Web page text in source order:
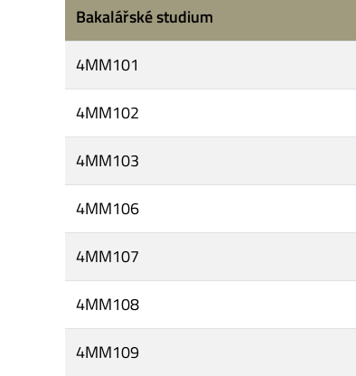
Bakalářské studium
4MM101
4MM102
4MM103
4MM106
4MM107
4MM108
4MM109